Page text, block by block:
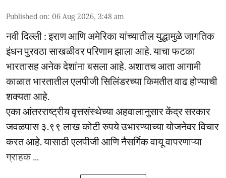
Published on: 06 Aug 2026, 3:48 am
नवी दिल्ली : इराण आणि अमेरिका यांच्यातील युद्धामुळे जागतिक
इंधन पुरवठा साखळीवर परिणाम झाला आहे. याचा फटका
भारतासह अनेक देशांना बसला आहे. अशातच आता आगामी
काळात भारतातील एलपीजी सिलिंडरच्या किमतीत वाढ होण्याची
शक्यता आहे.
एका आंतरराष्ट्रीय वृत्तसंस्थेच्या अहवालानुसार केंद्र सरकार
जवळपास ३.९९ लाख कोटी रुपये उभारण्याच्या योजनेवर विचार
करत आहे. यासाठी एलपीजी आणि नैसर्गिक वायू वापरणाऱ्या
ग्राहक ...